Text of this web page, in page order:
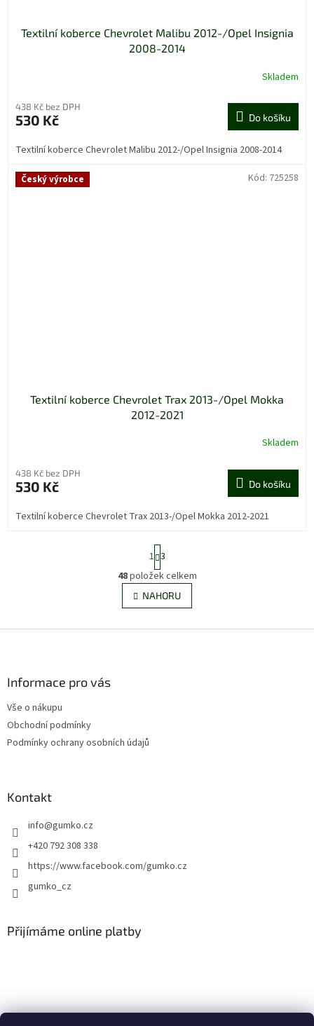
Textilní koberce Chevrolet Malibu 2012-/Opel Insignia
2008-2014
Skladem
438 Kč bez DPH
530 Kč Do košíku
Textilní koberce Chevrolet Malibu 2012-/Opel Insignia 2008-2014
Český výrobce
Textilní koberce Chevrolet Trax 2013-/Opel Mokka
2012-2021
Skladem
438 Kč bez DPH
530 Kč Do košíku
Textilní koberce Chevrolet Trax 2013-/Opel Mokka 2012-2021
Kód: 725258
O
v
l
S
t
r
á
n
k
v
1 3
48položek celkem
NAHORU
Informace pro vás
Vše o nákupu
Obchodní podmínky
Podmínky ochrany osobních údajů
Kontakt
info@gumko.cz
+420 792 308 338
https://www.facebook.com/gumko.cz
gumko_cz
Přijímáme online platby